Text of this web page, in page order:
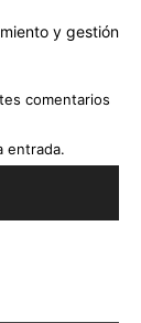
y gestión
comentarios
entrada.